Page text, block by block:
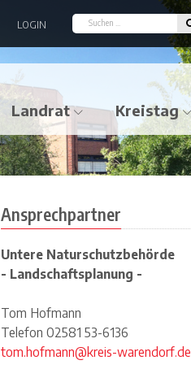
LOGIN
Landrat Kreistag
Ansprechpartner
Untere Naturschutzbehörde
- Landschaftsplanung -
Tom Hofmann
Telefon 02581 53-6136
tom.hofmann@kreis-warendorf.de